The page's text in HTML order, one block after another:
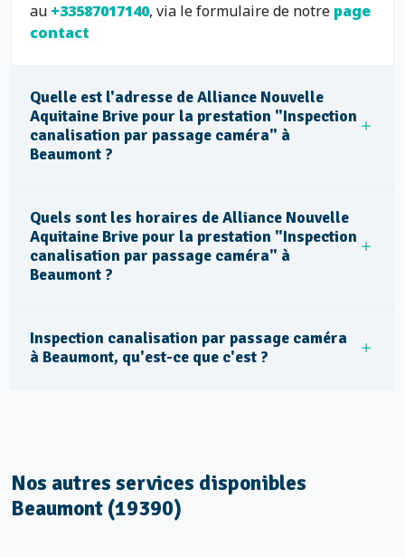
au +33587017140, via le formulaire de notre page
contact
Quelle est l'adresse de Alliance Nouvelle
Aquitaine Brive pour la prestation "Inspection
canalisation par passage caméra" à
Beaumont ?
Quels sont les horaires de Alliance Nouvelle
Aquitaine Brive pour la prestation "Inspection
canalisation par passage caméra" à
Beaumont ?
Inspection canalisation par passage caméra
à Beaumont, qu'est-ce que c'est ?
Nos autres services disponibles
Beaumont (19390)